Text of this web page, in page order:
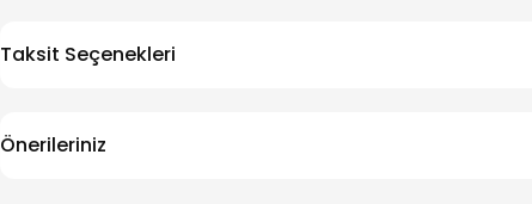
Taksit Seçenekleri
Önerileriniz